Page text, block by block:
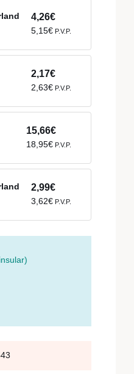
4,26€
5,15€ P.V.P.
2,17€
2,63€ P.V.P.
15,66€
18,95€ P.V.P.
2,99€
3,62€ P.V.P.